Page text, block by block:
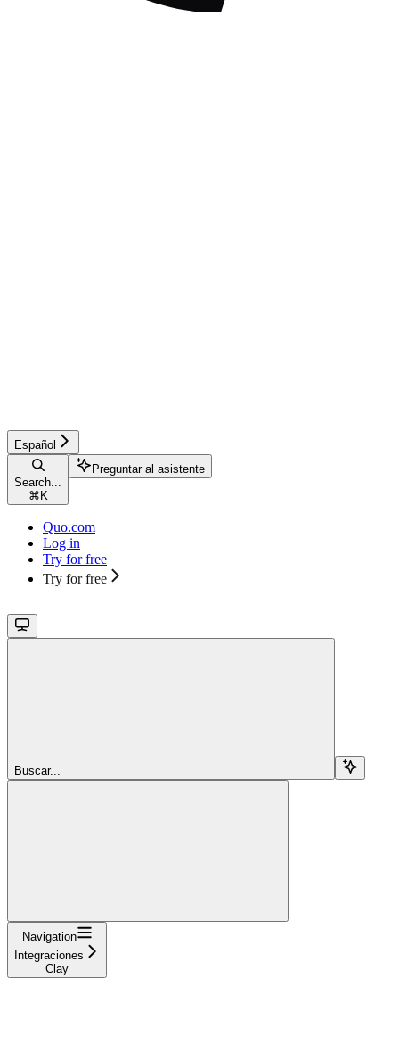
Español
Search...
⌘ K
Preguntar al asistente
Quo.com
Log in
Try for free
Try for free
Buscar...
Navigation
Integraciones
Clay